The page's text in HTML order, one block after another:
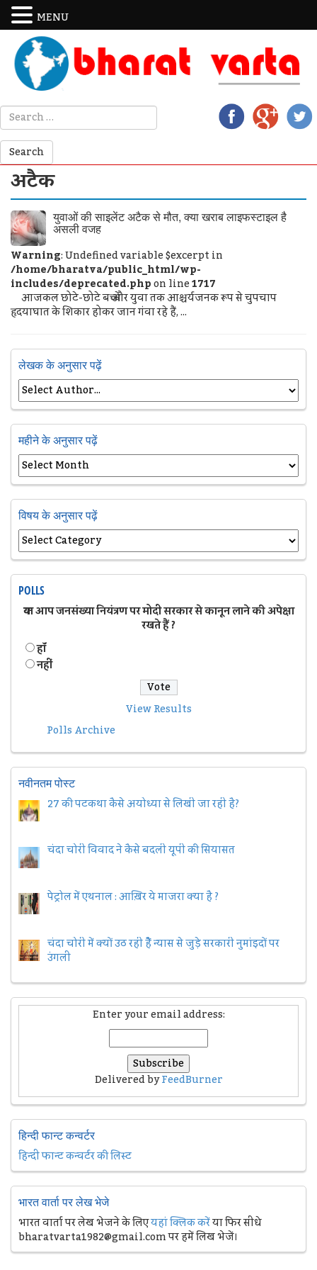
अटैक
युवाओं की साइलेंट अटैक से मौत, क्या खराब लाइफस्टाइल है
असली वजह
Warning: Undefined variable $excerpt in
/home/bharatva/public_html/wp-
includes/deprecated.phpon line1717
आजकल छोटे-छोटे बच्चे और युवा तक आश्चर्यजनक रूप से चुपचाप
हृदयाघात के शिकार होकर जान गंवा रहे हैं, ...
लेखक के अनुसार पढ़ें
महीने के अनुसार पढ़ें
विषय के अनुसार पढ़ें
POLLS
क्या आप जनसंख्या नियंत्रण पर मोदी सरकार से कानून लाने की अपेक्षा
रखते हैं ?
हॉं
नहीं
View Results
Polls Archive
नवीनतम पोस्ट
27 की पटकथा कैसे अयोध्या से लिखी जा रही है?
चंदा चोरी विवाद ने कैसे बदली यूपी की सियासत
पेट्रोल में एथनाल : आख़िर ये माजरा क्या है ?
चंदा चोरी में क्यों उठ रही हैैं न्यास से जुड़े सरकारी नुमांइदों पर
उंगली
Enter your email address:
Delivered byFeedBurner
हिन्दी फान्ट कन्वर्टर
हिन्दी फान्ट कन्वर्टर की लिस्ट
भारत वार्ता पर लेख भेजे
भारत वार्ता पर लेख भेजने के लिएयहां क्लिक करेंया फिर सीधे
bharatvarta1982@gmail.com पर हमें लिख भेजें।
MENU